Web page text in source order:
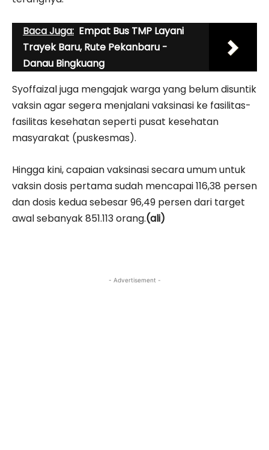
Baca Juga: Empat Bus TMP Layani
Trayek Baru, Rute Pekanbaru -
Danau Bingkuang
Syoffaizal juga mengajak warga yang belum disuntik
vaksin agar segera menjalani vaksinasi ke fasilitas-
fasilitas kesehatan seperti pusat kesehatan
masyarakat (puskesmas).
Hingga kini, capaian vaksinasi secara umum untuk
vaksin dosis pertama sudah mencapai 116,38 persen
dan dosis kedua sebesar 96,49 persen dari target
awal sebanyak 851.113 orang.(ali)
- Advertisement -